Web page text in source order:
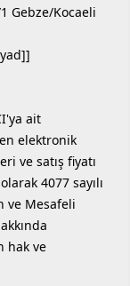
Gebze/Kocaeli
ait
elektronik
ve satış fiyatı
4077 sayılı
ve Mesafeli
hak ve